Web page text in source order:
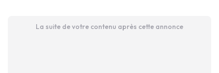
La suite de votre contenu après cette annonce